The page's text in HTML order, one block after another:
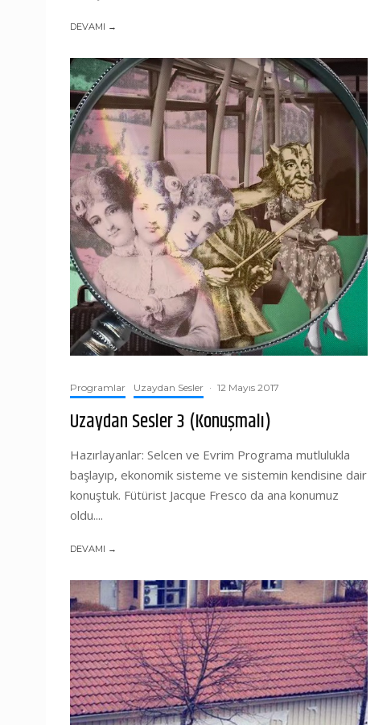
DEVAMI →
Programlar Uzaydan Sesler · 12 Mayıs 2017
Uzaydan Sesler 3 (Konuşmalı)
Hazırlayanlar: Selcen ve Evrim Programa mutlulukla
başlayıp, ekonomik sisteme ve sistemin kendisine dair
konuştuk. Fütürist Jacque Fresco da ana konumuz
oldu....
DEVAMI →